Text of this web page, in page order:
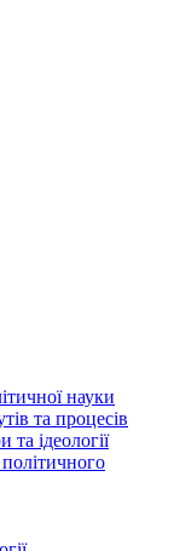
науки
та процесів
та ідеології